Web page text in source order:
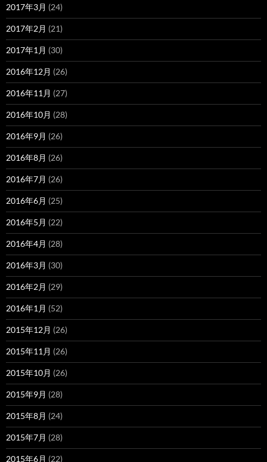
2017年3月 (24)
2017年2月 (21)
2017年1月 (30)
2016年12月 (26)
2016年11月 (27)
2016年10月 (28)
2016年9月 (26)
2016年8月 (26)
2016年7月 (26)
2016年6月 (25)
2016年5月 (22)
2016年4月 (28)
2016年3月 (30)
2016年2月 (29)
2016年1月 (52)
2015年12月 (26)
2015年11月 (26)
2015年10月 (26)
2015年9月 (28)
2015年8月 (24)
2015年7月 (28)
2015年6月 (22)